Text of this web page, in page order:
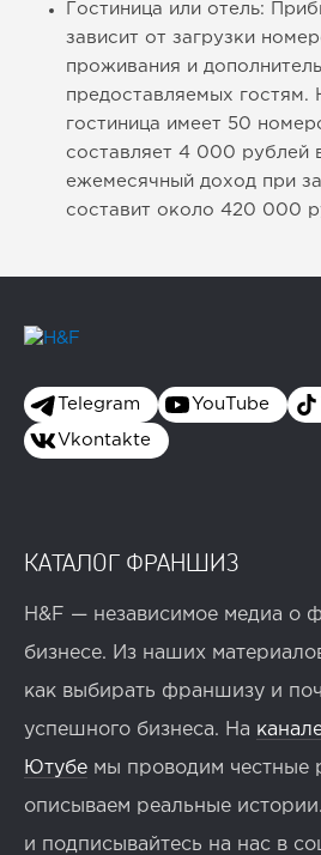
Гостиница или отель:
зависит от загрузки
проживания и
предоставляемых
гостиница имеет 50
составляет 4 000 рублей
ежемесячный доход при
составит около 420 000
Telegram YouTube
Vkontakte
КАТАЛОГ ФРАНШИЗ
H&F — независимое медиа о
бизнесе. Из наших
как выбирать франшизу и
успешного бизнеса. На
Ютубе мы проводим честные
описываем реальные
и подписывайтесь на нас в